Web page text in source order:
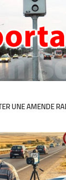
UNE AMENDE